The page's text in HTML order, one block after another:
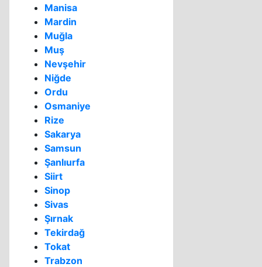
Manisa
Mardin
Muğla
Muş
Nevşehir
Niğde
Ordu
Osmaniye
Rize
Sakarya
Samsun
Şanlıurfa
Siirt
Sinop
Sivas
Şırnak
Tekirdağ
Tokat
Trabzon